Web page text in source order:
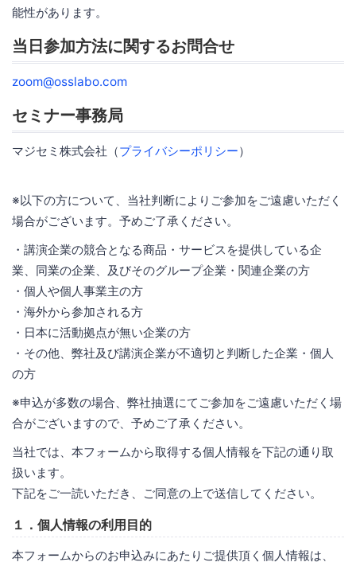
能性があります。
当日参加方法に関するお問合せ
zoom@osslabo.com
セミナー事務局
マジセミ株式会社（プライバシーポリシー）
※以下の方について、当社判断によりご参加をご遠慮いただく
場合がございます。予めご了承ください。
・講演企業の競合となる商品・サービスを提供している企
業、同業の企業、及びそのグループ企業・関連企業の方
・個人や個人事業主の方
・海外から参加される方
・日本に活動拠点が無い企業の方
・その他、弊社及び講演企業が不適切と判断した企業・個人
の方
※申込が多数の場合、弊社抽選にてご参加をご遠慮いただく場
合がございますので、予めご了承ください。
当社では、本フォームから取得する個人情報を下記の通り取
扱います。
下記をご一読いただき、ご同意の上で送信してください。
１．個人情報の利用目的
本フォームからのお申込みにあたりご提供頂く個人情報は、